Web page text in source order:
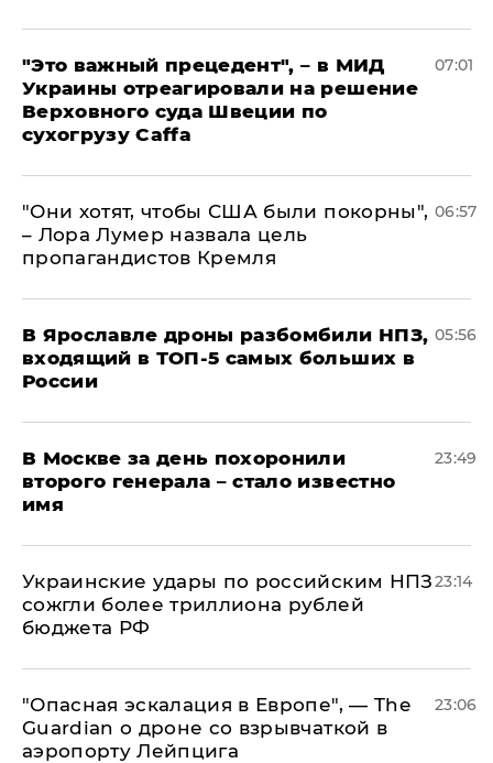
"Это важный прецедент", – в МИД
Украины отреагировали на решение
Верховного суда Швеции по
сухогрузу Caffa
07:01
"Они хотят, чтобы США были покорны",
– Лора Лумер назвала цель
пропагандистов Кремля
06:57
В Ярославле дроны разбомбили НПЗ,
входящий в ТОП-5 самых больших в
России
05:56
В Москве за день похоронили
второго генерала – стало известно
имя
23:49
Украинские удары по российским НПЗ
сожгли более триллиона рублей
бюджета РФ
23:14
"Опасная эскалация в Европе", — The
Guardian о дроне со взрывчаткой в
аэропорту Лейпцига
23:06